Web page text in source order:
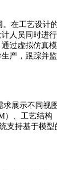
在工艺设
人员同时进
过虚拟仿真
产，跟踪并
展示不同
、工艺结
支持基于模